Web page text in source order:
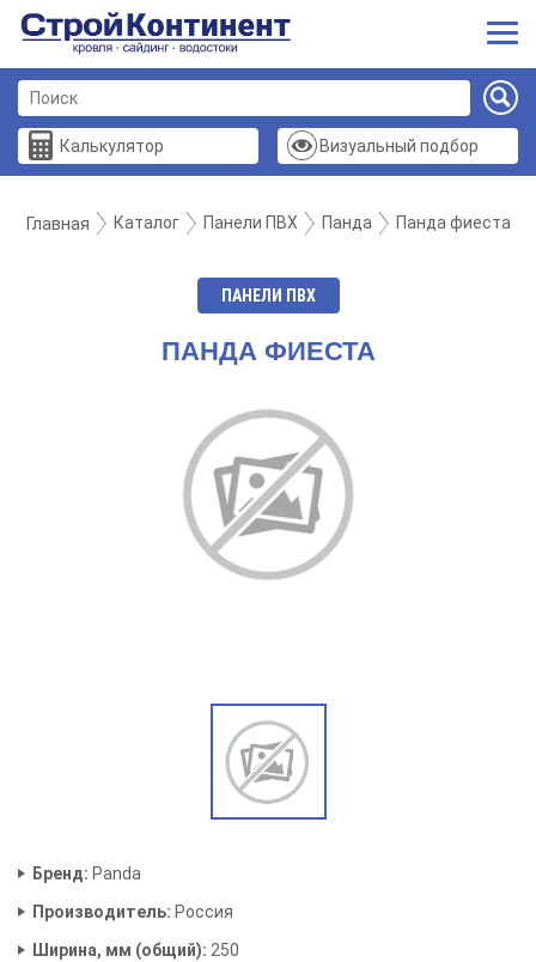
Калькулятор Визуальный подбор
Главная Каталог Панели ПВХ Панда Панда фиеста
ПАНЕЛИ ПВХ
ПАНДА ФИЕСТА
Бренд: Panda
Производитель: Россия
Ширина, мм (общий): 250